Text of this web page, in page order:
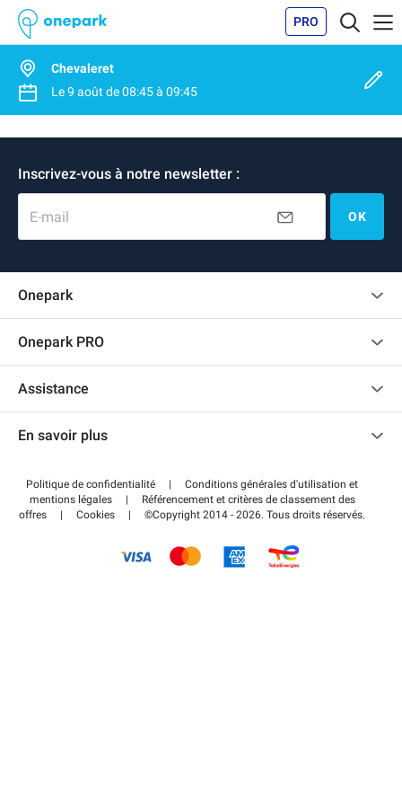
PRO
Chevaleret
Le9 août de08:45à 09:45
Inscrivez-vous à notre newsletter :
E-mail OK
Onepark
Recrutement
Onepark PRO
Accéder à mon espace partenaire
Assistance
Centre d'aide
Régler votre stationnement FLOW
En savoir plus
Wiki
Guide du stationnement
Politique de confidentialité |
Conditions générales d'utilisation et
mentions légales
|
Référencement et critères de classement des
offres
| Cookies | ©Copyright 2014 - 2026. Tous droits réservés.